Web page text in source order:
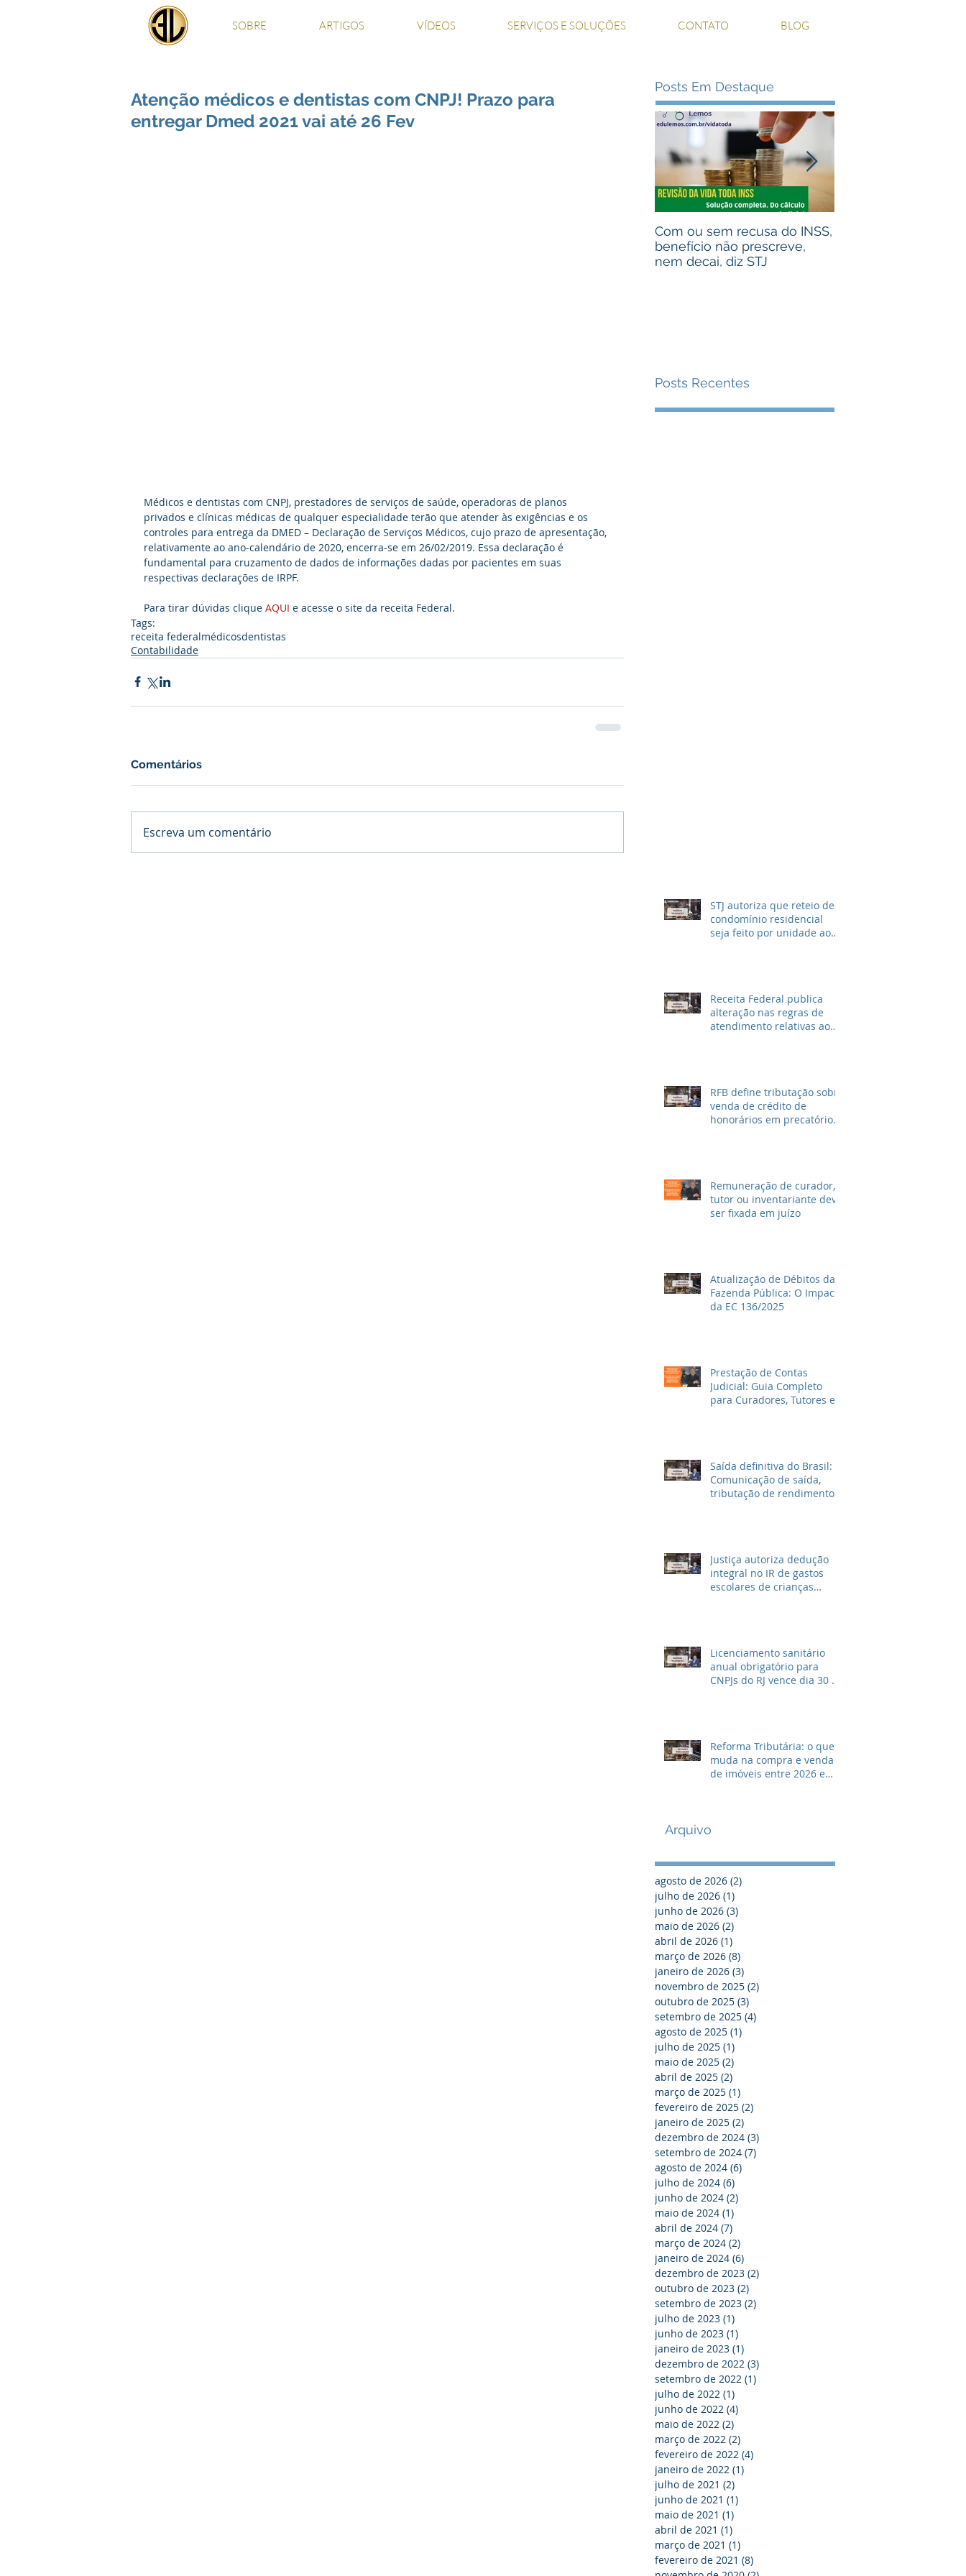
SOBRE ARTIGOS VÍDEOS SERVIÇOS E SOLUÇÕES CONTATO BLOG
Atenção médicos e dentistas com CNPJ! Prazo para
entregar Dmed 2021 vai até 26 Fev
Médicos e dentistas com CNPJ, prestadores de serviços de saúde, operadoras de planos
privados e clínicas médicas de qualquer especialidade terão que atender às exigências e os
controles para entrega da DMED – Declaração de Serviços Médicos, cujo prazo de apresentação,
relativamente ao ano-calendário de 2020, encerra-se em 26/02/2019. Essa declaração é
fundamental para cruzamento de dados de informações dadas por pacientes em suas
respectivas declarações de IRPF.
Para tirar dúvidas clique AQUI e acesse o site da receita Federal.
Tags:
receita federalmédicosdentistas
Contabilidade
Comentários
Escreva um comentário
Posts Em Destaque
Com ou sem recusa do INSS,
benefício não prescreve,
nem decai, diz STJ
Posts Recentes
STJ autoriza que reteio de
condomínio residencial
seja feito por unidade ao
Receita Federal publica
alteração nas regras de
atendimento relativas ao
RFB define tributação sobre
venda de crédito de
honorários em precatórios
Remuneração de curador,
tutor ou inventariante deve
ser fixada em juízo
Atualização de Débitos da
Fazenda Pública: O Impacto
da EC 136/2025
Prestação de Contas
Judicial: Guia Completo
para Curadores, Tutores e
Saída definitiva do Brasil:
Comunicação de saída,
tributação de rendimentos
Justiça autoriza dedução
integral no IR de gastos
escolares de crianças
Licenciamento sanitário
anual obrigatório para
CNPJs do RJ vence dia 30 de
Reforma Tributária: o que
muda na compra e venda
de imóveis entre 2026 e
Arquivo
agosto de 2026 (2)
julho de 2026 (1)
junho de 2026 (3)
maio de 2026 (2)
abril de 2026 (1)
março de 2026 (8)
janeiro de 2026 (3)
novembro de 2025 (2)
outubro de 2025 (3)
setembro de 2025 (4)
agosto de 2025 (1)
julho de 2025 (1)
maio de 2025 (2)
abril de 2025 (2)
março de 2025 (1)
fevereiro de 2025 (2)
janeiro de 2025 (2)
dezembro de 2024 (3)
setembro de 2024 (7)
agosto de 2024 (6)
julho de 2024 (6)
junho de 2024 (2)
maio de 2024 (1)
abril de 2024 (7)
março de 2024 (2)
janeiro de 2024 (6)
dezembro de 2023 (2)
outubro de 2023 (2)
setembro de 2023 (2)
julho de 2023 (1)
junho de 2023 (1)
janeiro de 2023 (1)
dezembro de 2022 (3)
setembro de 2022 (1)
julho de 2022 (1)
junho de 2022 (4)
maio de 2022 (2)
março de 2022 (2)
fevereiro de 2022 (4)
janeiro de 2022 (1)
julho de 2021 (2)
junho de 2021 (1)
maio de 2021 (1)
abril de 2021 (1)
março de 2021 (1)
fevereiro de 2021 (8)